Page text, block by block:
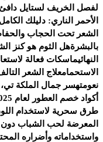
لفصل الخريف لستايل دافئ
الأحمر الناري: دليلك
الشعر تحت الحجاب
بالبشرةهل الثوم هو كنز
النهائيماسكات فعالة
الاستحمامعلاج الشعر
نعومتهسر جمال الملكة تي،
أكواد خصم العطور لعام 2025 — فخامة برائحة التوفير
طرق سحرية لاستخدام
المعرضة لحب الشباب دون
واستخداماته وأضراره